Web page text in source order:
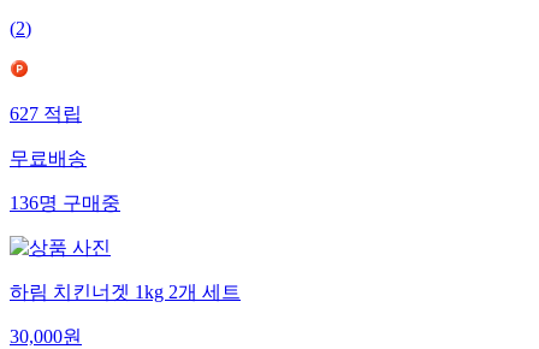
(2)
627 적립
무료배송
136명 구매중
하림 치킨너겟 1kg 2개 세트
30,000원